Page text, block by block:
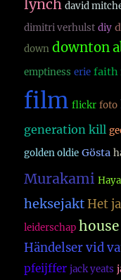
lynch david
dimitri verhulst diy
down downton
emptiness erie faith
film flickr foto
generation kill
golden oldie Gösta
Murakami
heksejakt Het
leiderschap
Händelser vid
pfeijffer jack yeats